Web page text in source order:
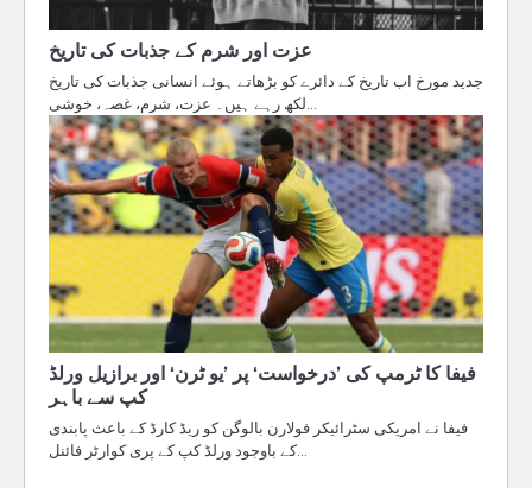
عزت اور شرم کے جذبات کی تاریخ
جدید مورخ اب تاریخ کے دائرے کو بڑھاتے ہوئے انسانی جذبات کی تاریخ
لکھ رہے ہیں۔ عزت، شرم، غصہ، خوشی…
فیفا کا ٹرمپ کی ’درخواست‘ پر ’یو ٹرن‘ اور برازیل ورلڈ
کپ سے باہر
فیفا نے امریکی سٹرائیکر فولارن بالوگن کو ریڈ کارڈ کے باعث پابندی
کے باوجود ورلڈ کپ کے پری کوارٹر فائنل…